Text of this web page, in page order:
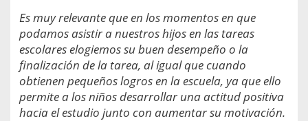
Es muy relevante que en los momentos en que
podamos asistir a nuestros hijos en las tareas
escolares elogiemos su buen desempeño o la
finalización de la tarea, al igual que cuando
obtienen pequeños logros en la escuela, ya que ello
permite a los niños desarrollar una actitud positiva
hacia el estudio junto con aumentar su motivación.